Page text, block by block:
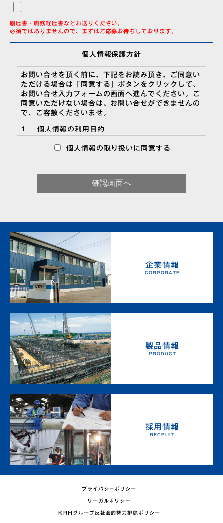
履歴書・職務経歴書などお送りください。
必須ではありませんので、まずはご応募お待ちしております。
個人情報保護方針
お問い合せを頂く前に、下記をお読み頂き、ご同意い
ただける場合は「同意する」ボタンをクリックして、
お問い合せ入力フォームの画面へ進んでください。ご
同意いただけない場合は、お問い合せができませんの
で、ご容赦くださいませ。
1． 個人情報の利用目的
いいます）は、採用活動において、以下の目的で 応
サイト、求人誌等）を通じて応募受付をするために個
人情報を取得します。
しに、それ以外の目的での利用は一切いたしません。
（3）応募いただいた登録データまたは応募書類（履
歴書、職務経歴書等）は安全に管理します。
※個人情報の登録、提出については、あくまで応募者
の任意となりますが、必要事項をご記入、ご提出頂け
ない場合、応募を 受け付けられないことがあります
のでご了承下さい。
2． 機密情報の取得
当社は、採用活動において採用後の適正な配置を行う
ために身体状況に関する情報を収集することがありま
す。
3． 個人情報の提供／第三者への非開示
当社は、以下の場合を除き、応募者の事前承諾なく、
個人情報を第三者に提供することはありません。
（1）法令に基づく場合
（2）応募者の生命・身体・財産の保護のために必要
がある場合であって、本人の同意を得ることが困難で
あるとき
4． 個人情報の委託
当社は、採用選考を行うにあたり、筆記試験の採点業
務、採用に関する案内の発送・連絡等の採用活動の必
要性により、 応募受付した個人情報を外部に委託す
る場合があります。委託先については、個人情報取扱
いの安全性確認、秘密保持 契約の締結等、適切な管
理を行っています。
個人情報に関するお問合せは、個人情報相談窓口まで
お申し出ください。 尚、採用の合否についての問い
個人情報の取り扱いに同意する
企業情報
CORPORATE
製品情報
PRODUCT
採用情報
RECRUIT
プライバシーポリシー
リーガルポリシー
KRHグループ反社会的勢力排除ポリシー